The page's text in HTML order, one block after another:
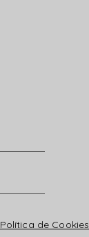
Política de Cookies